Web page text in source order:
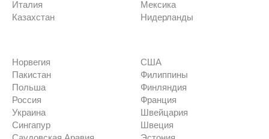
Италия
Казахстан
Мексика
Нидерланды
Норвегия
Пакистан
Польша
Россия
Украина
Сингапур
США
Филиппины
Финляндия
Франция
Швейцария
Швеция